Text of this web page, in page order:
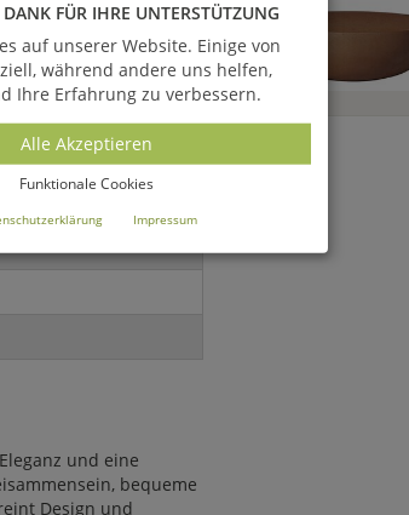
und eine
bequeme
Design und
FÜR IHRE UNTERSTÜTZUNG
auf unserer Website. Einige von
während andere uns helfen,
Ihre Erfahrung zu verbessern.
Alle Akzeptieren
Funktionale Cookies
Impressum